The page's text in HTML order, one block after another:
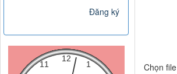
Chọn
Đăng ký